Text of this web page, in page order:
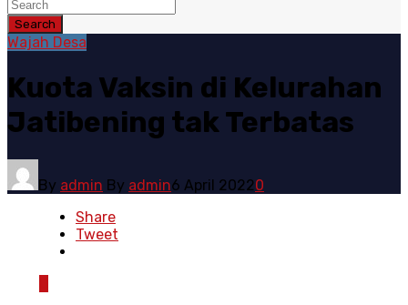
Search
Wajah Desa
Kuota Vaksin di Kelurahan
Jatibening tak Terbatas
By admin By admin6 April 20220
Share
Tweet